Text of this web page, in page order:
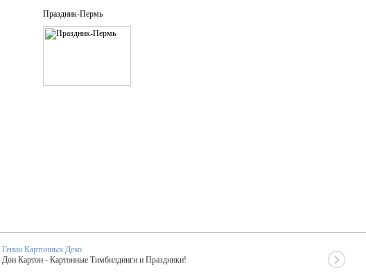
Праздник-Пeрмь
Гении Картонных Деко
Дон Картон - Картонные Тимбилдинги и Праздники!